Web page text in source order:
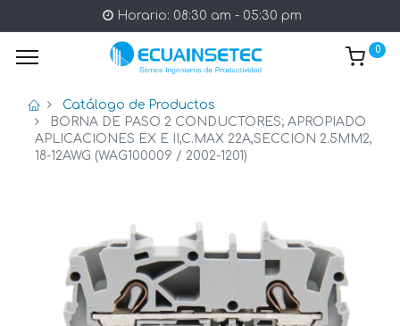
Horario: 08:30 am - 05:30 pm
0
Catálogo de Productos
BORNA DE PASO 2 CONDUCTORES; APROPIADO
APLICACIONES EX E II,C.MAX 22A,SECCION 2.5MM2,
18-12AWG (WAG100009 / 2002-1201)